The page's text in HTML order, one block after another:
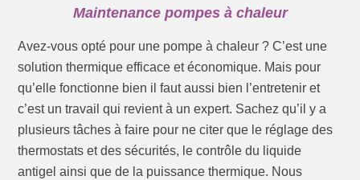
Maintenance pompes à chaleur
Avez-vous opté pour une pompe à chaleur ? C’est une
solution thermique efficace et économique. Mais pour
qu’elle fonctionne bien il faut aussi bien l’entretenir et
c’est un travail qui revient à un expert. Sachez qu’il y a
plusieurs tâches à faire pour ne citer que le réglage des
thermostats et des sécurités, le contrôle du liquide
antigel ainsi que de la puissance thermique. Nous